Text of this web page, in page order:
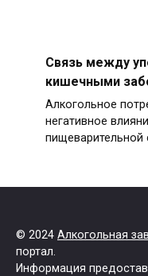
Связь между
кишечными
Алкогольное
негативное
пищеварительной
© 2024 Алкогольная
портал.
Информация